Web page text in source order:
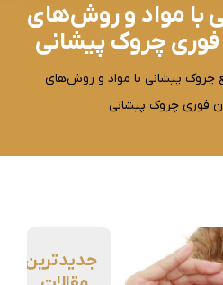
با مواد و روش‌های
چروک پیشانی
چروک پیشانی با مواد و روش‌های
فوری چروک پیشانی
جدیدترین